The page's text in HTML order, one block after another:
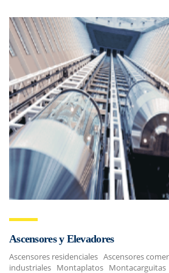
Ascensores y Elevadores
Ascensores residenciales Ascensores
industriales Montaplatos Montacarguitas